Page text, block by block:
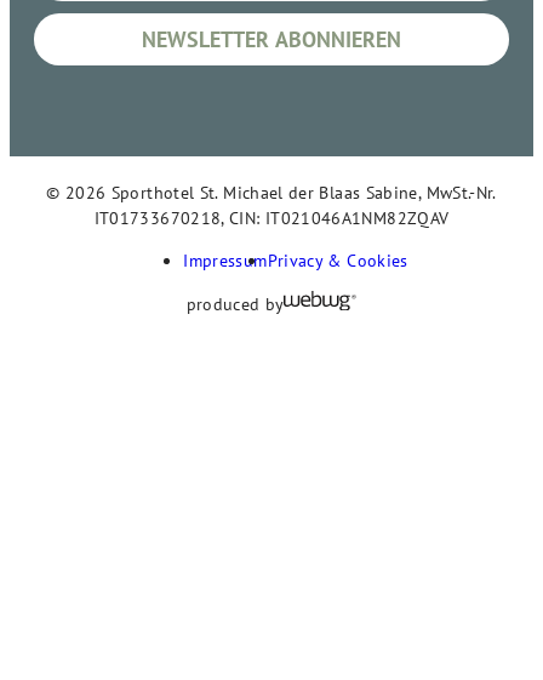
© 2026 Sporthotel St. Michael der Blaas Sabine, MwSt.-Nr.
IT01733670218, CIN: IT021046A1NM82ZQAV
ImpressumPrivacy & Cookies
produced by